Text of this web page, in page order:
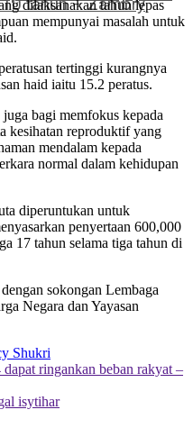
tahun – Zambry
dilaksanakan tahun lepas
mempunyai masalah untuk
tertinggi kurangnya
haid iaitu 15.2 peratus.
bagi memfokus kepada
kesihatan reproduktif yang
mendalam kepada
normal dalam kehidupan
diperuntukan untuk
penyertaan 600,000
17 tahun selama tiga tahun di
sokongan Lembaga
Negara dan Yayasan
Shukri
ringankan beban rakyat –
isytihar